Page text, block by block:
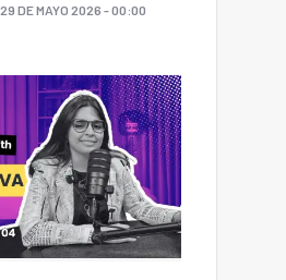
29 DE MAYO 2026 - 00:00